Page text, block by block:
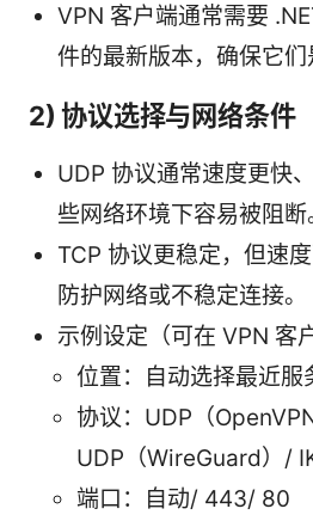
VPN 客户端通常需要
件的最新版本，确保它们
2) 协议选择与网络条件
UDP 协议通常速度更快
些网络环境下容易被阻断
TCP 协议更稳定，但速
防护网络或不稳定连接。
示例设定（可在 VPN 客
位置：自动选择最近服
协议：UDP（
UDP（WireGuard）/
端口：自动/ 443/ 80